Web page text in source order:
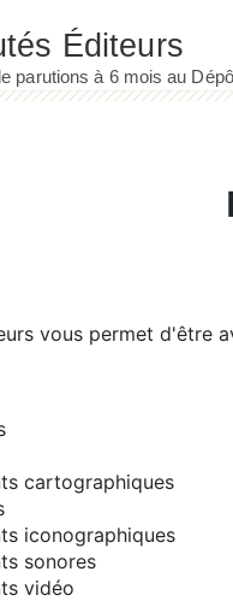
vous permet d'être
cartographiques
iconographiques
sonores
vidéo